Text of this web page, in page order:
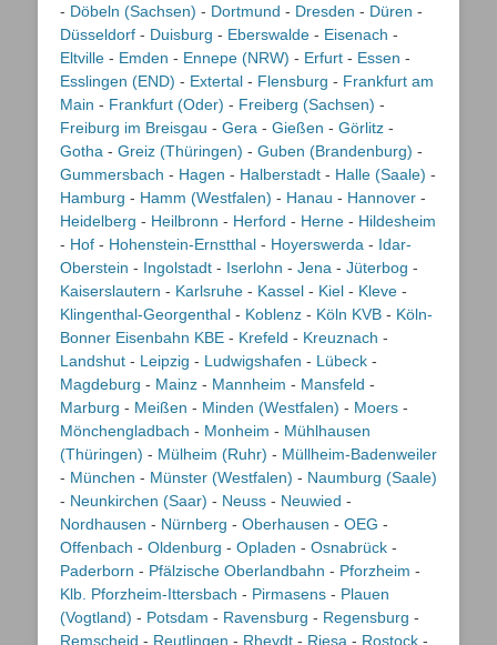
- Döbeln (Sachsen) - Dortmund - Dresden - Düren -
Düsseldorf - Duisburg - Eberswalde - Eisenach -
Eltville - Emden - Ennepe (NRW) - Erfurt - Essen -
Esslingen (END) - Extertal - Flensburg - Frankfurt am
Main - Frankfurt (Oder) - Freiberg (Sachsen) -
Freiburg im Breisgau - Gera - Gießen - Görlitz -
Gotha - Greiz (Thüringen) - Guben (Brandenburg) -
Gummersbach - Hagen - Halberstadt - Halle (Saale) -
Hamburg - Hamm (Westfalen) - Hanau - Hannover -
Heidelberg - Heilbronn - Herford - Herne - Hildesheim
- Hof - Hohenstein-Ernstthal - Hoyerswerda - Idar-
Oberstein - Ingolstadt - Iserlohn - Jena - Jüterbog -
Kaiserslautern - Karlsruhe - Kassel - Kiel - Kleve -
Klingenthal-Georgenthal - Koblenz - Köln KVB - Köln-
Bonner Eisenbahn KBE - Krefeld - Kreuznach -
Landshut - Leipzig - Ludwigshafen - Lübeck -
Magdeburg - Mainz - Mannheim - Mansfeld -
Marburg - Meißen - Minden (Westfalen) - Moers -
Mönchengladbach - Monheim - Mühlhausen
(Thüringen) - Mülheim (Ruhr) - Müllheim-Badenweiler
- München - Münster (Westfalen) - Naumburg (Saale)
- Neunkirchen (Saar) - Neuss - Neuwied -
Nordhausen - Nürnberg - Oberhausen - OEG -
Offenbach - Oldenburg - Opladen - Osnabrück -
Paderborn - Pfälzische Oberlandbahn - Pforzheim -
Klb. Pforzheim-Ittersbach - Pirmasens - Plauen
(Vogtland) - Potsdam - Ravensburg - Regensburg -
Remscheid - Reutlingen - Rheydt - Riesa - Rostock -